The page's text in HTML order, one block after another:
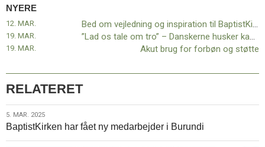
Korskirkens
Baptistmenighed
søger
ny
NYERE
Bed om vejledning og inspiration til BaptistKirkens ledelse
12. MAR.
”Lad os tale om tro” – Danskerne husker kampagnen
19. MAR.
Akut brug for forbøn og støtte
19. MAR.
RELATERET
5.
mar.
2025
5. MAR. 2025
BaptistKirken har fået ny medarbejder i Burundi